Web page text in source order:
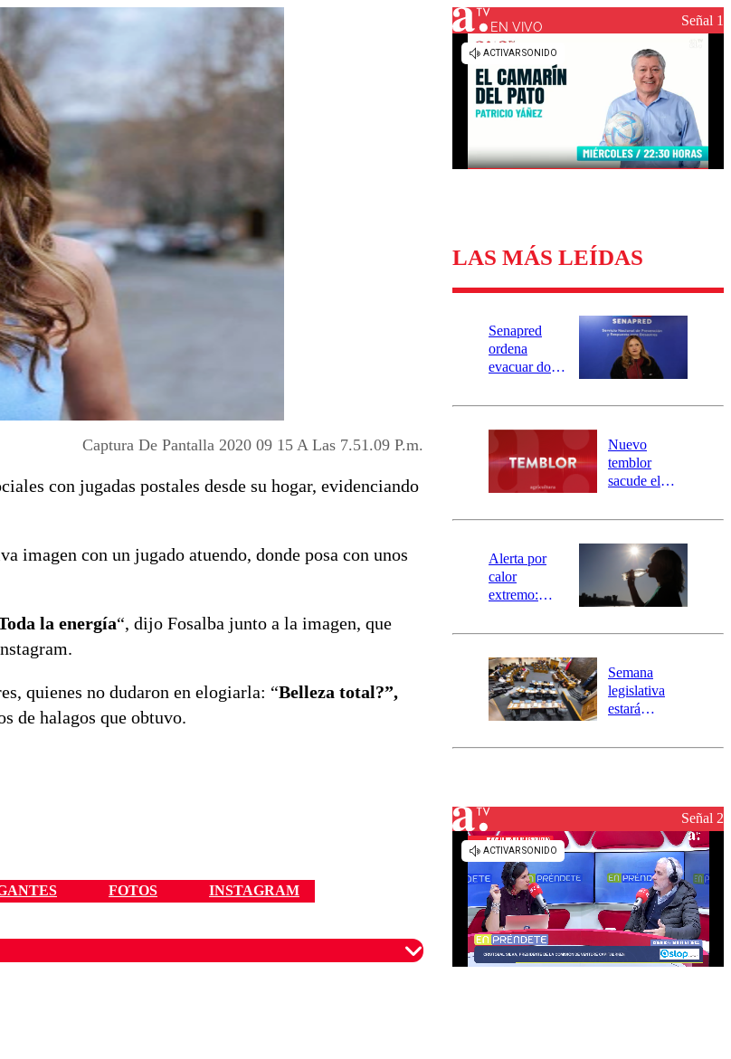
Universidad de Chile
Sustentabilidad
Captura De Pantalla 2020 09 15 A Las 7.51.09 P.m.
con jugadas postales desde su hogar, evidenciando
imagen con un jugado atuendo, donde posa con unos
la energía“, dijo Fosalba junto a la imagen, que
quienes no dudaron en elogiarla: “Belleza total?”,
de halagos que obtuvo.
FOTOS
INSTAGRAM
EN VIVO Señal 1
LAS MÁS LEÍDAS
Senapred
ordena
evacuar dos
Carahue por
río Damas:
activa
mensajería
SAE
Nuevo
temblor
sacude el
revisa la
epicentro
Alerta por
calor
extremo:
activa Alerta
Preventiva en
tres comunas
Semana
legislativa
estará
el fin de la
reconstrucciónSeñal 2